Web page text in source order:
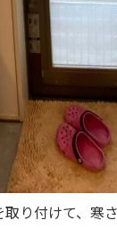
り付けて、寒